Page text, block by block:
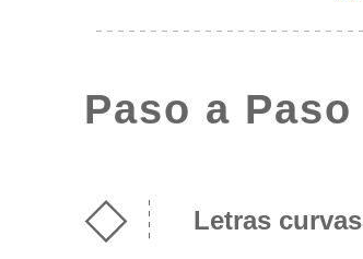
Paso a Paso
Letras curvas